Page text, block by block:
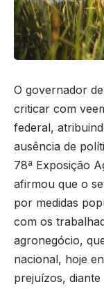
O governador
criticar com
federal,
ausência de
78ª Exposição
afirmou que o
por medidas
com os
agronegócio,
nacional, hoje
prejuízos,